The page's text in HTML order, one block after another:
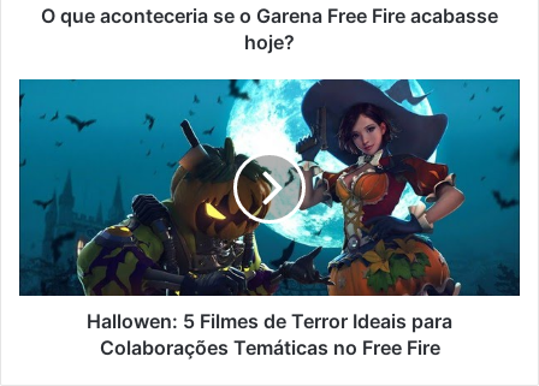
hoje?O que aconteceria se o Garena Free Fire acabasse
hoje?
Hallowen:
5
Filmes
de
Terror
Ideais
para
Colaborações
Temáticas
Hallowen: 5 Filmes de Terror Ideais para
Colaborações Temáticas no Free Fire